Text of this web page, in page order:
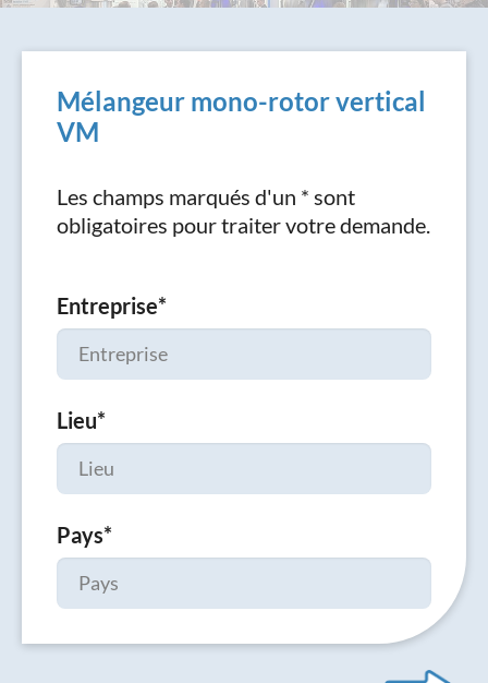
Mélangeur mono-rotor vertical
VM
Les champs marqués d'un * sont
obligatoires pour traiter votre demande.
Entreprise*
Lieu*
Pays*